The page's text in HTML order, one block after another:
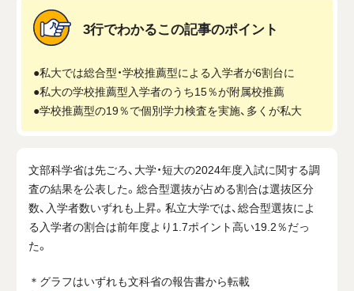
3行でわかるこの記事のポイント
●私大では総合型・学校推薦型による入学者が6割台に
●私大の学校推薦型入学者のうち15％が附属校推薦
●学校推薦型の19％で個別学力検査を実施、多くが私大
文部科学省は先ごろ、大学・短大の2024年度入試に関する調
査の結果を公表した。総合型選抜が占める割合は選抜区分
数、入学者数いずれも上昇。私立大学では、総合型選抜によ
る入学者の割合は前年度より 1.7ポイント高い19.2％だっ
た。
＊グラフはいずれも文科省の報告書から転載